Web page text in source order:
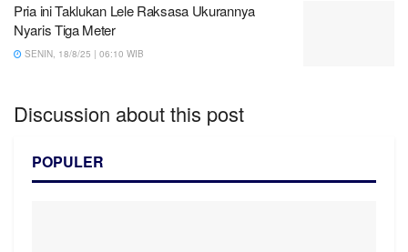
Pria ini Taklukan Lele Raksasa Ukurannya
Nyaris Tiga Meter
SENIN, 18/8/25 | 06:10 WIB
Discussion about this post
POPULER